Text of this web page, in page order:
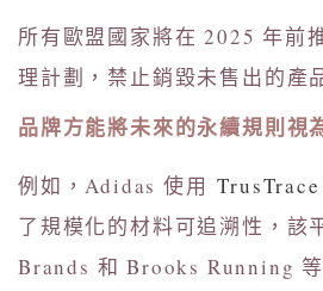
所有歐盟國家將在 2025 年前
理計劃，禁止銷毀未售出的產
品牌方能將未來的永續規則視
例如，Adidas 使用TrusTrace
了規模化的材料可追溯性，該
Brands 和 Brooks Running 等